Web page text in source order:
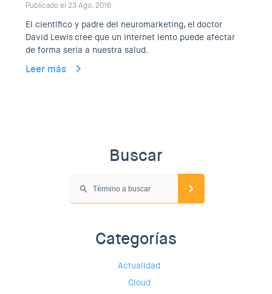
Publicado el 23 Ago, 2016
El científico y padre del neuromarketing, el doctor
David Lewis cree que un internet lento puede afectar
de forma seria a nuestra salud.
Leer más
Buscar
Categorías
Actualidad
Cloud